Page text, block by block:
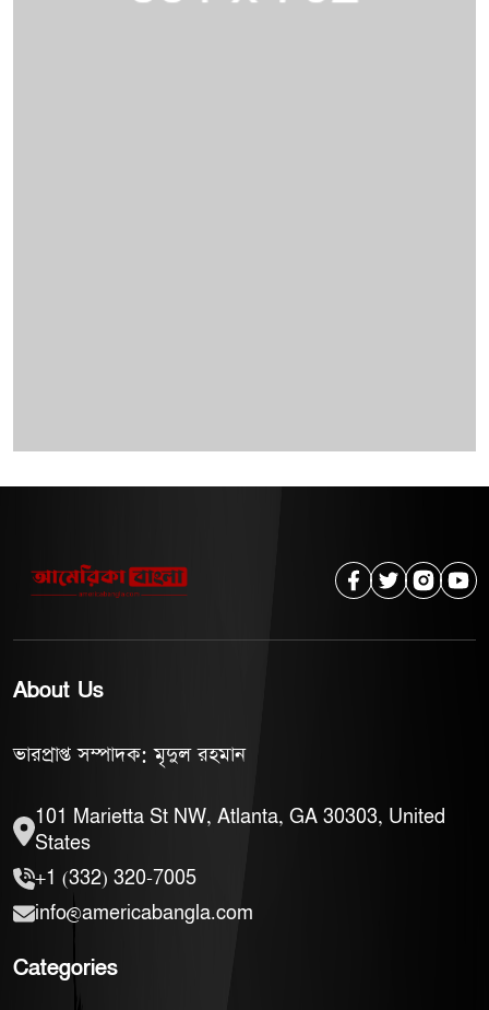
About Us
ভারপ্রাপ্ত সম্পাদক: মৃদুল রহমান
101 Marietta St NW, Atlanta, GA 30303, United
States
+1 (332) 320-7005
info@americabangla.com
Categories